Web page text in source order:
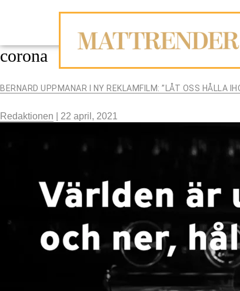
corona
BERNARD UPPMANAR I NY REKLAMFILM: ”LÅT OSS HÅLLA
Redaktionen 22 april, 2021